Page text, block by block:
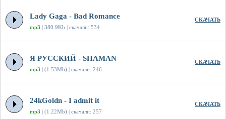
Lady Gaga - Bad Romance
mp3 | 380.9Kb | скачали: 534
СКАЧАТЬ
Я РУССКИЙ - SHAMAN
mp3 | (1.53Mb) | скачали: 246
СКАЧАТЬ
24kGoldn - I admit it
mp3 | (1.22Mb) | скачали: 257
СКАЧАТЬ